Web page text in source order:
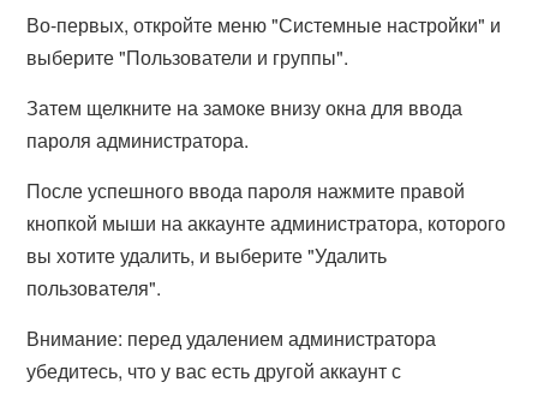
Во-первых, откройте меню "Системные настройки" и
выберите "Пользователи и группы".
Затем щелкните на замоке внизу окна для ввода
пароля администратора.
После успешного ввода пароля нажмите правой
кнопкой мыши на аккаунте администратора, которого
вы хотите удалить, и выберите "Удалить
пользователя".
Внимание: перед удалением администратора
убедитесь, что у вас есть другой аккаунт с